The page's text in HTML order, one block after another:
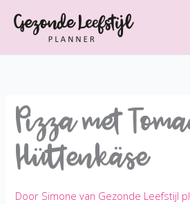
naar
inhoud
Pizza met
Hüttenkäse
Door Simone van Gezonde Leefstijl